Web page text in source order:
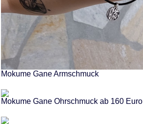
Mokume Gane Armschmuck
Mokume Gane Ohrschmuck ab 160 Euro